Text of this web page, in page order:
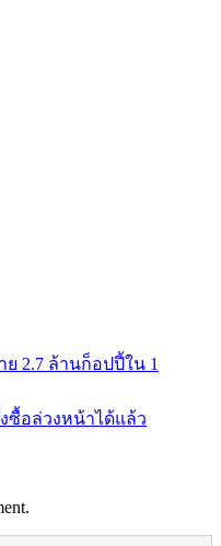
ย 2.7 ล้านก็อปปี้ใน 1
งซื้อล่วงหน้าได้แล้ว